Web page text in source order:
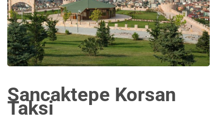
Sancaktepe Korsan
Taksi